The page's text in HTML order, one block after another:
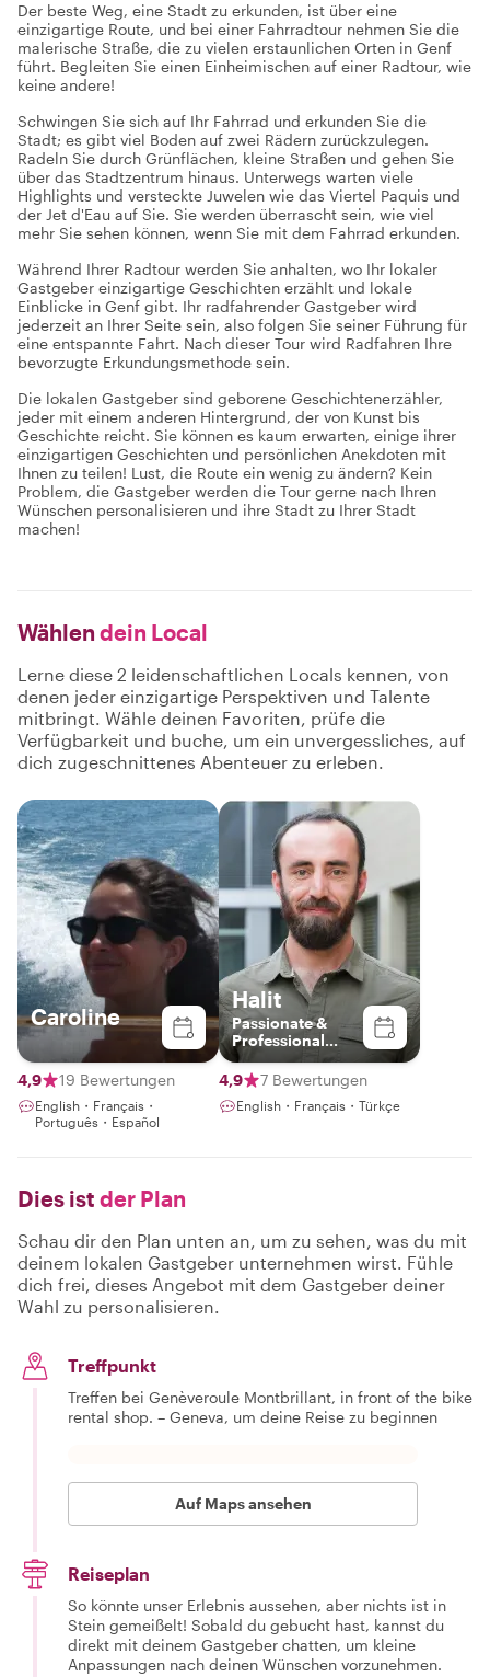
Der beste Weg, eine Stadt zu erkunden, ist über eine
einzigartige Route, und bei einer Fahrradtour nehmen Sie die
malerische Straße, die zu vielen erstaunlichen Orten in Genf
führt. Begleiten Sie einen Einheimischen auf einer Radtour, wie
keine andere!
Schwingen Sie sich auf Ihr Fahrrad und erkunden Sie die
Stadt; es gibt viel Boden auf zwei Rädern zurückzulegen.
Radeln Sie durch Grünflächen, kleine Straßen und gehen Sie
über das Stadtzentrum hinaus. Unterwegs warten viele
Highlights und versteckte Juwelen wie das Viertel Paquis und
der Jet d'Eau auf Sie. Sie werden überrascht sein, wie viel
mehr Sie sehen können, wenn Sie mit dem Fahrrad erkunden.
Während Ihrer Radtour werden Sie anhalten, wo Ihr lokaler
Gastgeber einzigartige Geschichten erzählt und lokale
Einblicke in Genf gibt. Ihr radfahrender Gastgeber wird
jederzeit an Ihrer Seite sein, also folgen Sie seiner Führung für
eine entspannte Fahrt. Nach dieser Tour wird Radfahren Ihre
bevorzugte Erkundungsmethode sein.
Die lokalen Gastgeber sind geborene Geschichtenerzähler,
jeder mit einem anderen Hintergrund, der von Kunst bis
Geschichte reicht. Sie können es kaum erwarten, einige ihrer
einzigartigen Geschichten und persönlichen Anekdoten mit
Ihnen zu teilen! Lust, die Route ein wenig zu ändern? Kein
Problem, die Gastgeber werden die Tour gerne nach Ihren
Wünschen personalisieren und ihre Stadt zu Ihrer Stadt
machen!
Wählen dein Local
Lerne diese 2 leidenschaftlichen Locals kennen, von
denen jeder einzigartige Perspektiven und Talente
mitbringt. Wähle deinen Favoriten, prüfe die
Verfügbarkeit und buche, um ein unvergessliches, auf
dich zugeschnittenes Abenteuer zu erleben.
Caroline
4,9 19 Bewertungen
English・Français・
Português・Español
Halit
Passionate &
Professional
Switzerland
Guide
4,9 7 Bewertungen
English・Français・Türkçe
Dies ist der Plan
Schau dir den Plan unten an, um zu sehen, was du mit
deinem lokalen Gastgeber unternehmen wirst. Fühle
dich frei, dieses Angebot mit dem Gastgeber deiner
Wahl zu personalisieren.
Treffpunkt
Treffen bei Genèveroule Montbrillant, in front of the bike
rental shop. – Geneva, um deine Reise zu beginnen
Auf Maps ansehen
Reiseplan
So könnte unser Erlebnis aussehen, aber nichts ist in
Stein gemeißelt! Sobald du gebucht hast, kannst du
direkt mit deinem Gastgeber chatten, um kleine
Anpassungen nach deinen Wünschen vorzunehmen.